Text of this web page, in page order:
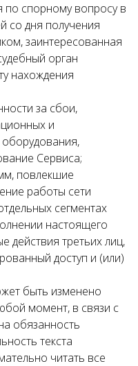
по спорному вопросу в
со дня получения
заинтересованная
орган
нахождения
за сбои,
и
оборудования,
Сервиса;
повлекшие
работы сети
сегментах
настоящего
действия третьих лиц,
доступ и (или)
быть изменено
момент, в связи с
обязанность
текста
читать все